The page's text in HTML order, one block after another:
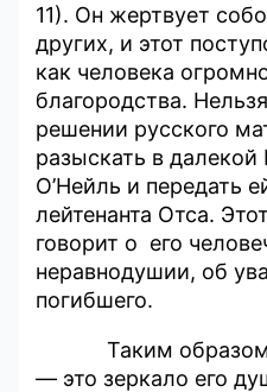
11). Он жертвует
других, и этот
как человека
благородства.
решении русского
разыскать в
О’Нейль и передать
лейтенанта Отса.
говорит о его
неравнодушии, об
погибшего.
Таким образом,
— это зеркало его